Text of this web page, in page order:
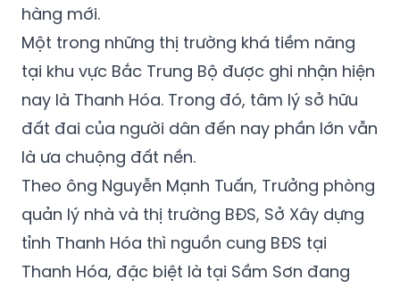
hàng mới.
Một trong những thị trường khá tiềm năng
tại khu vực Bắc Trung Bộ được ghi nhận hiện
nay là Thanh Hóa. Trong đó, tâm lý sở hữu
đất đai của người dân đến nay phần lớn vẫn
là ưa chuộng đất nền.
Theo ông Nguyễn Mạnh Tuấn, Trưởng phòng
quản lý nhà và thị trường BĐS, Sở Xây dựng
tỉnh Thanh Hóa thì nguồn cung BĐS tại
Thanh Hóa, đặc biệt là tại Sầm Sơn đang